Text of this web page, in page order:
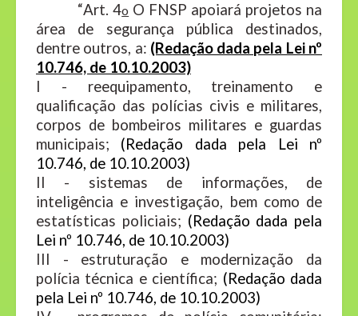
“Art. 4o O FNSP apoiará projetos na
área de segurança pública destinados,
dentre outros, a: (Redação dada pela Lei nº
10.746, de 10.10.2003)
I - reequipamento, treinamento e
qualificação das polícias civis e militares,
corpos de bombeiros militares e guardas
municipais; (Redação dada pela Lei nº
10.746, de 10.10.2003)
II - sistemas de informações, de
inteligência e investigação, bem como de
estatísticas policiais; (Redação dada pela
Lei nº 10.746, de 10.10.2003)
III - estruturação e modernização da
polícia técnica e científica; (Redação dada
pela Lei nº 10.746, de 10.10.2003)